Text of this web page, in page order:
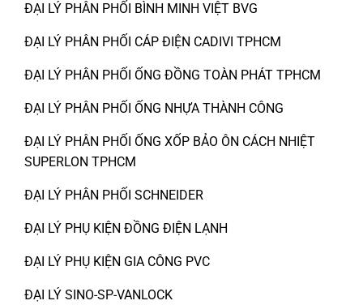
ĐẠI LÝ PHÂN PHỐI BÌNH MINH VIỆT BVG
ĐẠI LÝ PHÂN PHỐI CÁP ĐIỆN CADIVI TPHCM
ĐẠI LÝ PHÂN PHỐI ỐNG ĐỒNG TOÀN PHÁT TPHCM
ĐẠI LÝ PHÂN PHỐI ỐNG NHỰA THÀNH CÔNG
ĐẠI LÝ PHÂN PHỐI ỐNG XỐP BẢO ÔN CÁCH NHIỆT
SUPERLON TPHCM
ĐẠI LÝ PHÂN PHỐI SCHNEIDER
ĐẠI LÝ PHỤ KIỆN ĐỒNG ĐIỆN LẠNH
ĐẠI LÝ PHỤ KIỆN GIA CÔNG PVC
ĐẠI LÝ SINO-SP-VANLOCK